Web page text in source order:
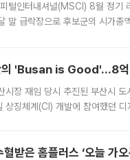
털인터내셔널(MSCI) 8월 정기
말 급락장으로 후보군의 시가총
의 'Busan is Good'…8억
시장 재임 당시 추진된 부산시
상징체계(CI) 개발에 참여했던
받은 홈플러스 ‘오늘 가오